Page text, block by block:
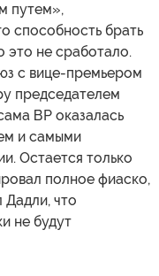
путем»,
способность брать
это не сработало.
с вице-премьером
председателем
ВР оказалась
и самыми
Остается только
полное фиаско,
Дадли, что
не будут